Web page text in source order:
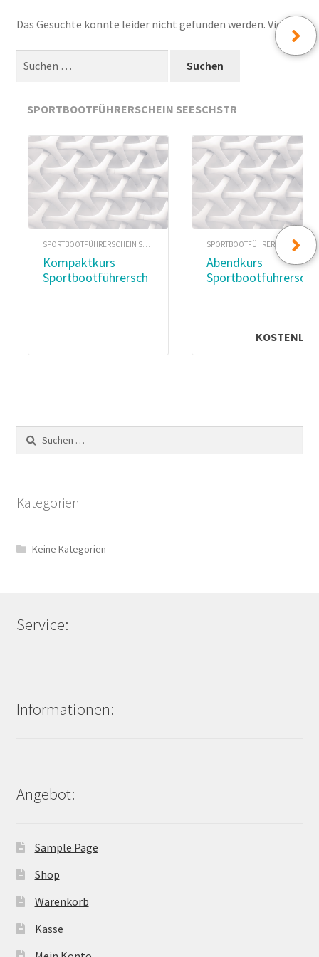
Erlebnis – Segeln
öffnen
Bootsvermietung
Über uns
öffnen
Shop
Nachrichten
Das Gesuchte konnte leider nicht gefunden werden.
SPORTBOOTFÜHRERSCHEIN SEESCHSTR
SPORTBOOTFÜHRERSCHEIN SEESCHSTR
Kompaktkurs
Sportbootführersch
Abendkurs
Sportbootführersch
KOSTENLOS
Suchen
nach:
Kategorien
Keine Kategorien
Service:
Informationen:
Angebot:
Sample Page
Shop
Warenkorb
Kasse